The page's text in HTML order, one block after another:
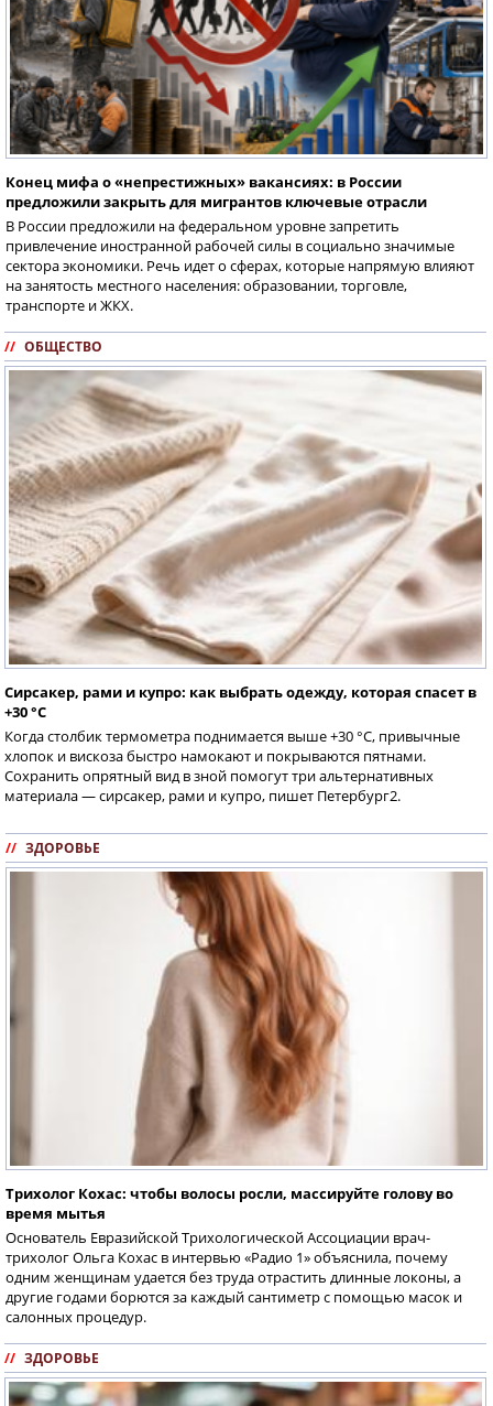
Конец мифа о «непрестижных» вакансиях: в России
предложили закрыть для мигрантов ключевые отрасли
В России предложили на федеральном уровне запретить
привлечение иностранной рабочей силы в социально значимые
сектора экономики. Речь идет о сферах, которые напрямую влияют
на занятость местного населения: образовании, торговле,
транспорте и ЖКХ.
// ОБЩЕСТВО
Сирсакер, рами и купро: как выбрать одежду, которая спасет в
+30 °C
Когда столбик термометра поднимается выше +30 °C, привычные
хлопок и вискоза быстро намокают и покрываются пятнами.
Сохранить опрятный вид в зной помогут три альтернативных
материала — сирсакер, рами и купро, пишет Петербург2.
// ЗДОРОВЬЕ
Трихолог Кохас: чтобы волосы росли, массируйте голову во
время мытья
Основатель Евразийской Трихологической Ассоциации врач-
трихолог Ольга Кохас в интервью «Радио 1» объяснила, почему
одним женщинам удается без труда отрастить длинные локоны, а
другие годами борются за каждый сантиметр с помощью масок и
салонных процедур.
// ЗДОРОВЬЕ